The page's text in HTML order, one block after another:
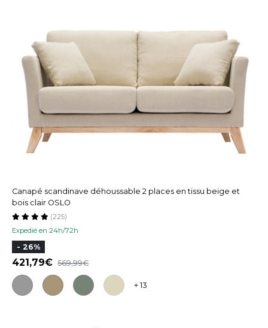
Canapé scandinave déhoussable 2 places en tissu beige et
bois clair OSLO
Expedié en 24h/72h
(225)
- 26%
421,79 569,99
+ 13